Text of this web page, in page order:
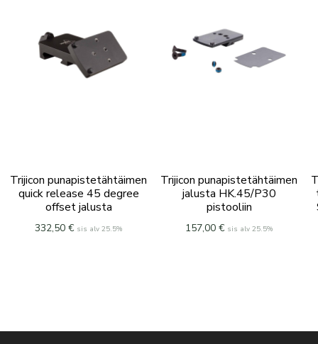
Trijicon punapistetähtäimen
quick release 45 degree
offset jalusta
332,50 € sis alv 25.5%
Trijicon punapistetähtäimen
jalusta HK.45/P30
pistooliin
157,00 € sis alv 25.5%